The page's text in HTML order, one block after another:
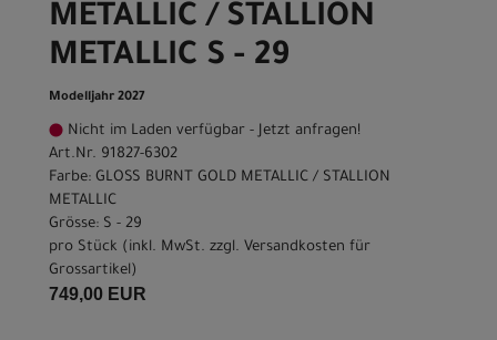
METALLIC / STALLION
METALLIC S - 29
Modelljahr 2027
Nicht im Laden verfügbar - Jetzt anfragen!
Art.Nr. 91827-6302
Farbe: GLOSS BURNT GOLD METALLIC / STALLION
METALLIC
Grösse: S - 29
pro Stück (inkl. MwSt. zzgl. Versandkosten für
Grossartikel)
749,00 EUR